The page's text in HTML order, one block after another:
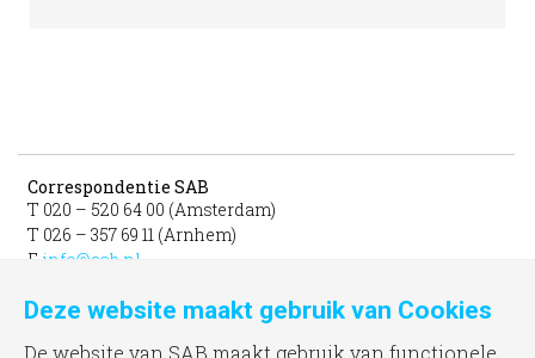
Correspondentie SAB
T 020 – 520 64 00 (Amsterdam)
T 026 – 357 69 11 (Arnhem)
E info@sab.nl
Bezoekadres Amsterdam
gevestigd in het INIT
Deze website maakt gebruik van Cookies
De website van SAB maakt gebruik van functionele